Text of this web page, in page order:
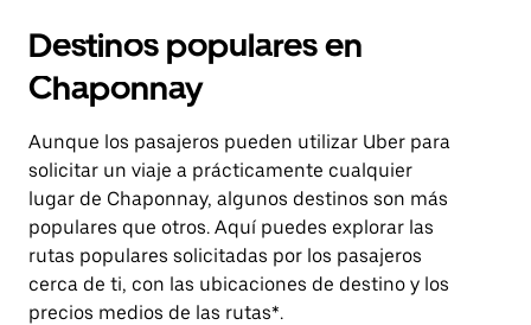
Destinos populares en
Chaponnay
Aunque los pasajeros pueden utilizar Uber para
solicitar un viaje a prácticamente cualquier
lugar de Chaponnay, algunos destinos son más
populares que otros. Aquí puedes explorar las
rutas populares solicitadas por los pasajeros
cerca de ti, con las ubicaciones de destino y los
precios medios de las rutas*.